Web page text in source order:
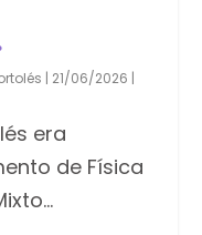
| 21/06/2026 |
era
de Física